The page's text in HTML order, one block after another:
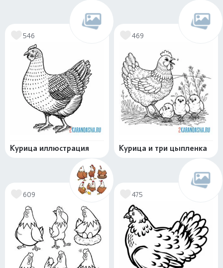
546
Курица иллюстрация
469
Курица и три цыпленка
609 475